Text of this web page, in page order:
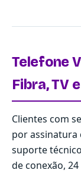
Telefone
Fibra, TV
Clientes com
por
suporte
de conexão,